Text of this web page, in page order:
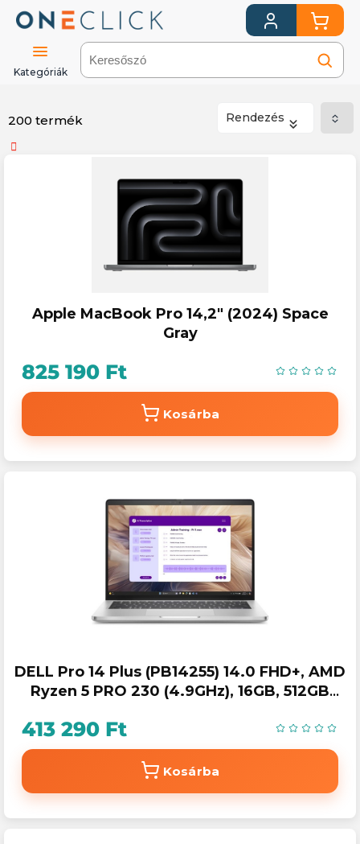
Kategóriák
200 termék Rendezés
Apple MacBook Pro 14,2" (2024) Space
Gray
825 190 Ft
Kosárba
DELL Pro 14 Plus (PB14255) 14.0 FHD+, AMD
Ryzen 5 PRO 230 (4.9GHz), 16GB, 512GB
413 290 Ft
Kosárba